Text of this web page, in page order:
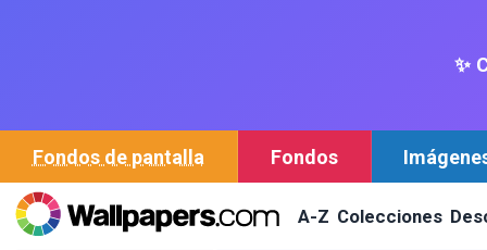
✨
Fondos de pantalla Fondos
A-Z Colecciones